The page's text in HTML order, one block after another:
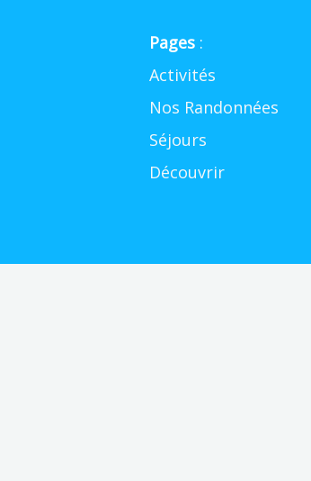
Pages:
Activités
Nos Randonnées
Séjours
Découvrir